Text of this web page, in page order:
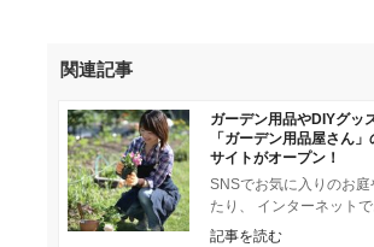
関連記事
ガーデン用品やDIYグッ
「ガーデン用品屋さん
サイトがオープン！
SNSでお気に入りのお庭
たり、 インターネット
植物の育て方のお悩みを
記事を読む